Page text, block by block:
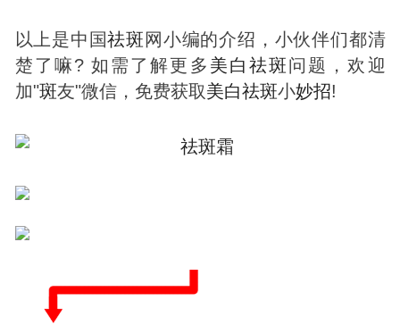
以上是中国祛斑 网小编的介绍，小伙伴们都清
楚了嘛? 如需了解更多 美白 祛斑问题，欢迎
加"斑友"微信，免费获取美白祛斑小妙招!